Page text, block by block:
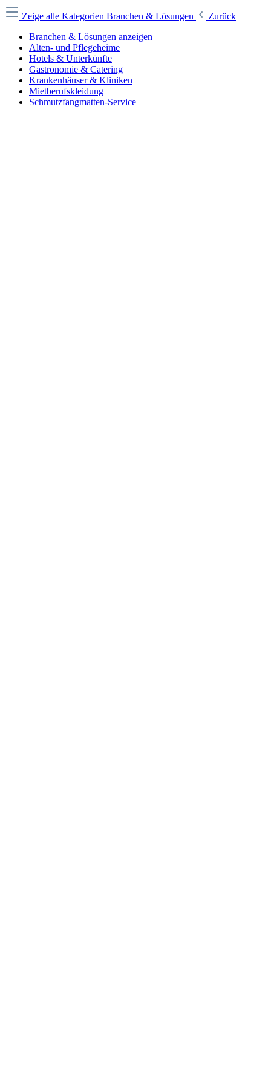
Zeige alle Kategorien Branchen & Lösungen
Zurück
Branchen & Lösungen anzeigen
Alten- und Pflegeheime
Hotels & Unterkünfte
Gastronomie & Catering
Krankenhäuser & Kliniken
Mietberufskleidung
Schmutzfangmatten-Service